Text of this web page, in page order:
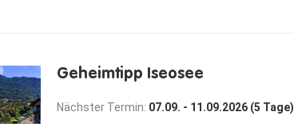
Geheimtipp Iseosee
Nächster Termin: 07.09. - 11.09.2026 (5 Tage)